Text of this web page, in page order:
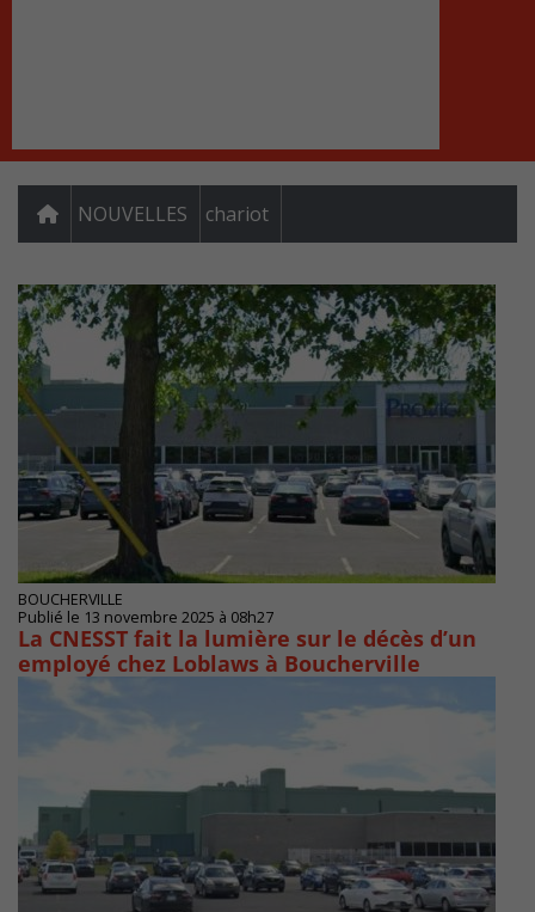
NOUVELLES chariot
BOUCHERVILLE
Publié le 13 novembre 2025 à 08h27
La CNESST fait la lumière sur le décès d’un
employé chez Loblaws à Boucherville